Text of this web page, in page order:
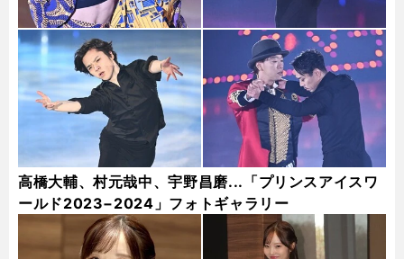
高橋大輔、村元哉中、宇野昌磨...「プリンスアイスワ
ールド2023−2024」フォトギャラリー